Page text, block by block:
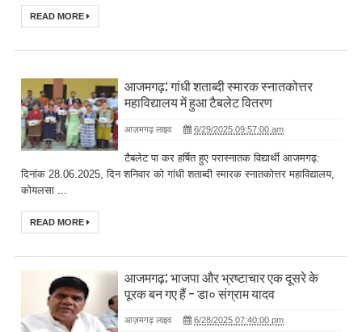
READ MORE
आजमगढ़: गांधी शताब्दी स्मारक स्नातकोत्तर
महाविद्यालय में हुआ टैबलेट वितरण
आज़मगढ़ लाइव 6/29/2025 09:57:00 am
टैबलेट पा कर हर्षित हुए परास्नातक विद्यार्थी आजमगढ़:
दिनांक 28.06.2025, दिन शनिवार को गांधी शताब्दी स्मारक स्नातकोत्तर महाविद्यालय,
कोयलसा ...
READ MORE
आजमगढ़: भाजपा और भ्रष्टाचार एक दूसरे के
पूरक बन गए हैं - डा० संग्राम यादव
आज़मगढ़ लाइव 6/28/2025 07:40:00 pm